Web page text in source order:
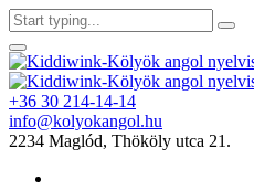
+36 30 214-14-14
info@kolyokangol.hu
2234 Maglód, Thököly utca 21.